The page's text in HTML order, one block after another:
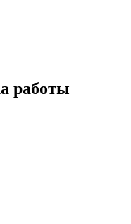
работы